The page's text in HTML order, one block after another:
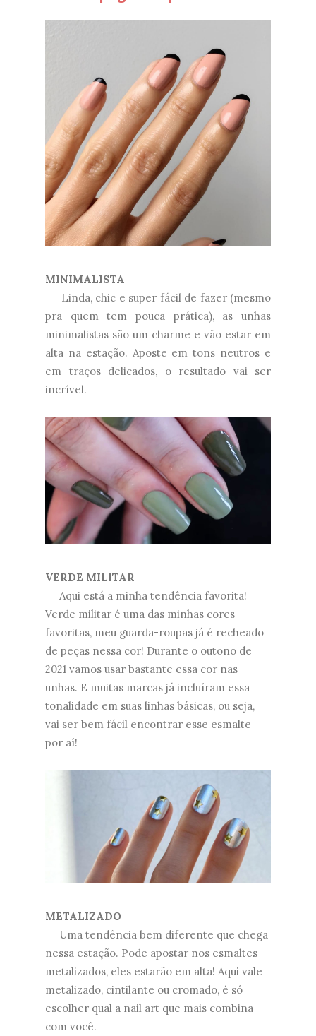
MINIMALISTA
Linda, chic e super fácil de fazer (mesmo
pra quem tem pouca prática), as unhas
minimalistas são um charme e vão estar em
alta na estação. Aposte em tons neutros e
em traços delicados, o resultado vai ser
incrível.
VERDE MILITAR
Aqui está a minha tendência favorita!
Verde militar é uma das minhas cores
favoritas, meu guarda-roupas já é recheado
de peças nessa cor! Durante o outono de
2021 vamos usar bastante essa cor nas
unhas. E muitas marcas já incluíram essa
tonalidade em suas linhas básicas, ou seja,
vai ser bem fácil encontrar esse esmalte
por aí!
METALIZADO
Uma tendência bem diferente que chega
nessa estação. Pode apostar nos esmaltes
metalizados, eles estarão em alta! Aqui vale
metalizado, cintilante ou cromado, é só
escolher qual a nail art que mais combina
com você.